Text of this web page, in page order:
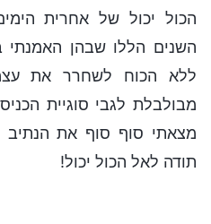
הכול יכול של אחרית
השנים הללו שבהן האמנתי
ללא הכוח לשחרר את
מבולבלת לגבי סוגיית
מצאתי סוף סוף את הנתיב
תודה לאל הכול יכול!